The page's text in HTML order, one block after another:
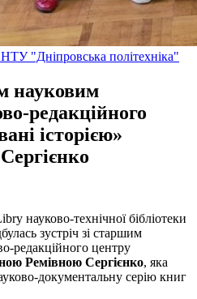
НТУ "Дніпровська політехніка"
науковим
редакційного
історією»
науково-технічної бібліотеки
зустріч зі старшим
редакційного центру
Ремівною Сергієнко, яка
документальну серію книг